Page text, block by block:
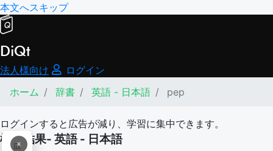
本文へスキップ
DiQt
法人様向け
ログイン
ホーム
辞書 英語 - 日本語 pep
ログインすると広告が減り、学習に集中できます。
×
広
検索結果- 英語 - 日本語